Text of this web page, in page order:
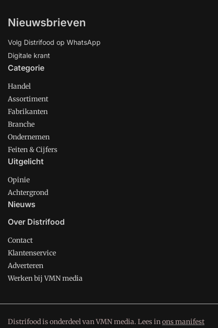
Nieuwsbrieven
Volg Distrifood op WhatsApp
Digitale krant
Categorie
Handel
Assortiment
Fabrikanten
Branche
Ondernemen
Feiten & Cijfers
Uitgelicht
Opinie
Achtergrond
Nieuws
Over Distrifood
Contact
Klantenservice
Adverteren
Werken bij VMN media
Distrifood is onderdeel van VMN media. Lees inons manifest